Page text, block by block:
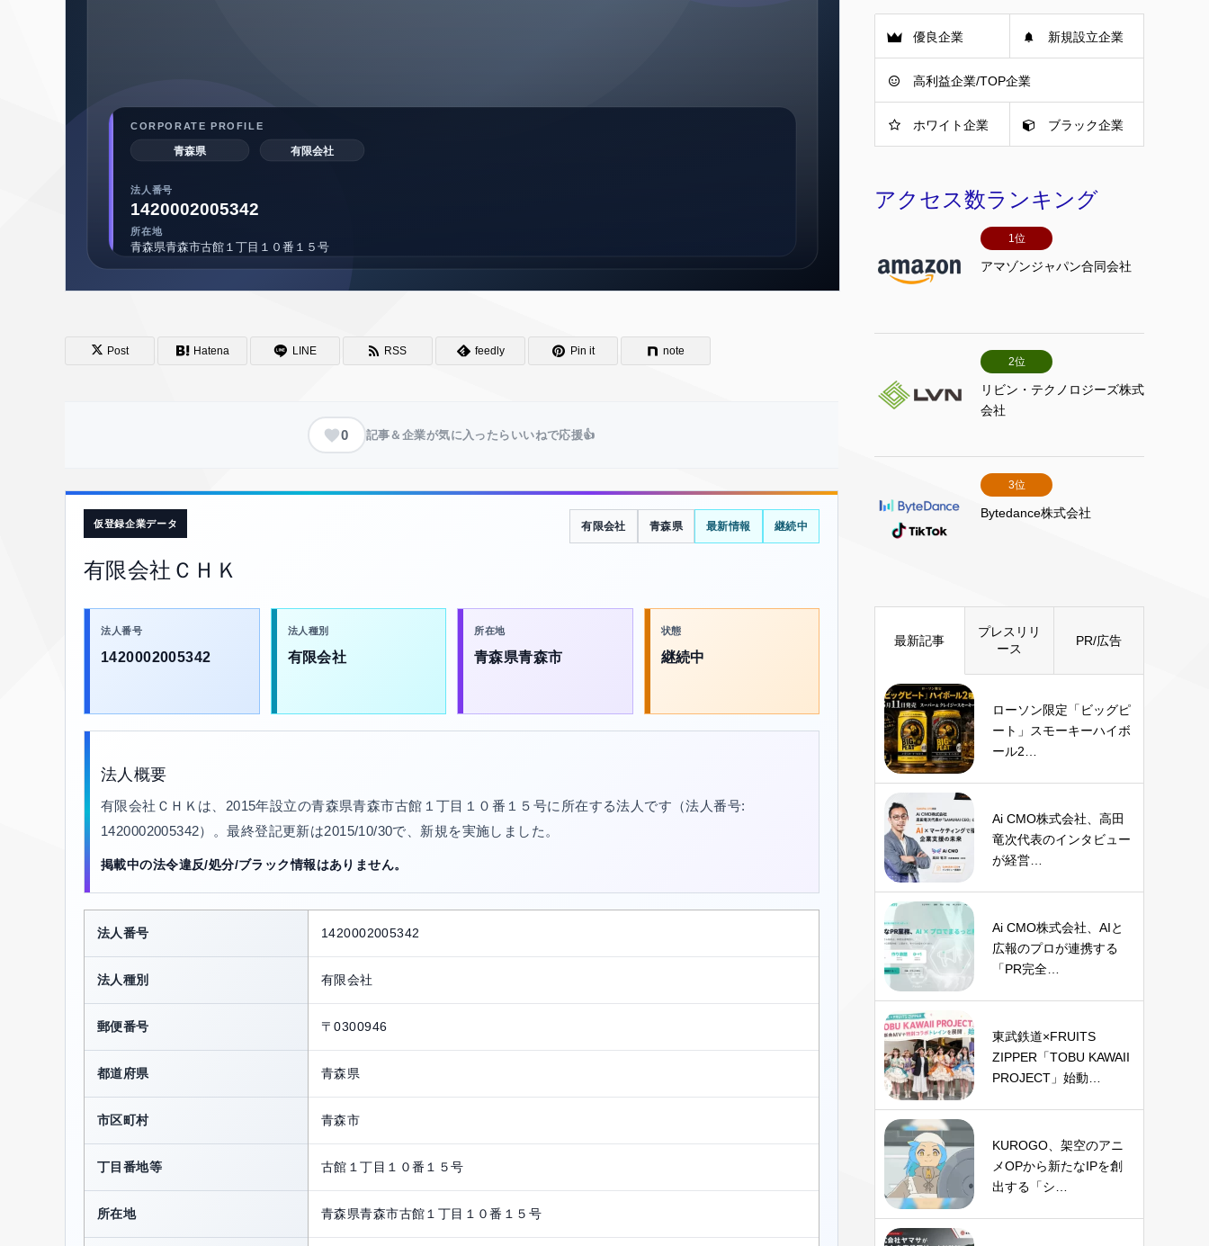
Post Hatena LINE RSS feedly Pin it note
0 記事＆企業が気に入ったらいいねで応援👍
仮登録企業データ
有限会社ＣＨＫ
有限会社 青森県 最新情報 継続中
法人番号
1420002005342
法人種別
有限会社
所在地
青森県青森市
状態
継続中
法人概要
有限会社ＣＨＫは、2015年設立の青森県青森市古館１丁目１０番１５号に所在する法人です（法人番号:
1420002005342）。最終登記更新は2015/10/30で、新規を実施しました。
掲載中の法令違反/処分/ブラック情報はありません。
法人番号 1420002005342
法人種別 有限会社
郵便番号 〒0300946
都道府県 青森県
市区町村 青森市
丁目番地等 古館１丁目１０番１５号
所在地 青森県青森市古館１丁目１０番１５号
優良企業 新規設立企業
高利益企業/TOP企業
ホワイト企業 ブラック企業
アクセス数ランキング
1位
アマゾンジャパン合同会社
2位
リビン・テクノロジーズ株式
会社
3位
Bytedance株式会社
最新記事
プレスリリ
ース
PR/広告
ローソン限定「ビッグピ
ート」スモーキーハイボ
ール2…
Ai CMO株式会社、高田
竜次代表のインタビュー
が経営…
Ai CMO株式会社、AIと
広報のプロが連携する
「PR完全…
東武鉄道×FRUITS
ZIPPER「TOBU KAWAII
PROJECT」始動…
KUROGO、架空のアニ
メOPから新たなIPを創
出する「シ…